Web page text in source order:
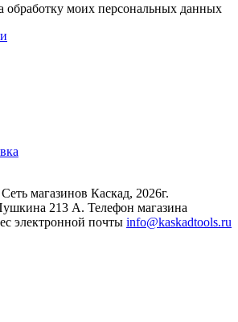
обработку моих персональных данных
магазинов Каскад, 2026г.
213 А. Телефон магазина
электронной почты info@kaskadtools.ru